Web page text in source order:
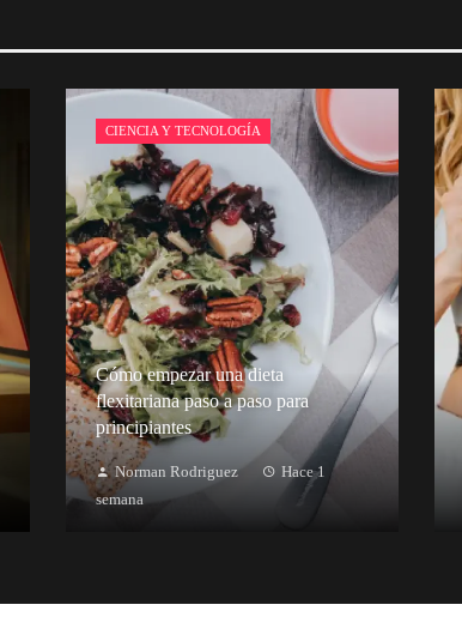
CIENCIA Y TECNOLOGÍA
Cómo empezar una dieta
flexitariana paso a paso para
principiantes
Norman Rodriguez
Hace 1
semana